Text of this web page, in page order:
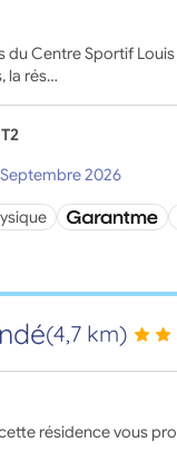
du Centre Sportif
la rés…
T2
Septembre 2026
(4,7 km)
résidence vous